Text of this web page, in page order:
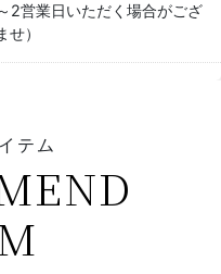
2営業日いただく場合がござ
）
テム